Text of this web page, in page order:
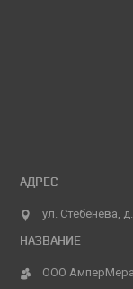
ул. Стебенева,
ООО АмперМера